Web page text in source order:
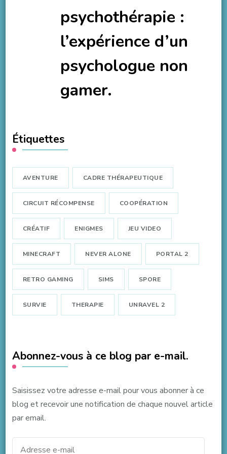
psychothérapie :
l’expérience d’un
psychologue non
gamer.
Étiquettes
AVENTURE CADRE THÉRAPEUTIQUE
CIRCUIT RÉCOMPENSE COOPÉRATION
CRÉATIF ENIGMES JEU VIDEO
MINECRAFT NEVER ALONE PORTAL 2
RETRO GAMING SIMS SPORE
SURVIE THERAPIE UNRAVEL 2
Abonnez-vous à ce blog par e-mail.
Saisissez votre adresse e-mail pour vous abonner à ce
blog et recevoir une notification de chaque nouvel article
par email.